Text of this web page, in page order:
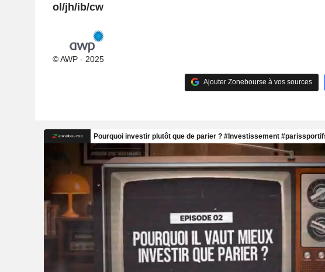
ol/jh/ib/cw
© AWP - 2025
Ajouter Zonebourse à vos sources